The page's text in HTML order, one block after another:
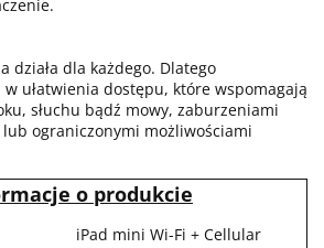
działa dla każdego. Dlatego
ułatwienia dostępu, które wspomagają
słuchu bądź mowy, zaburzeniami
ograniczonymi możliwościami
o produkcie
iPad mini Wi-Fi + Cellular